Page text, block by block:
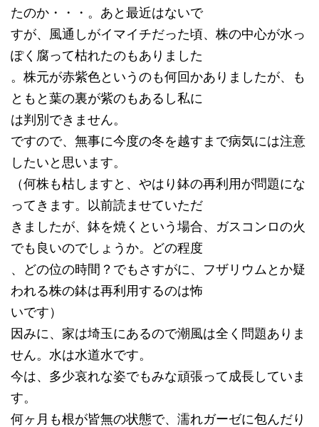
たのか・・・。あと最近はないで
すが、風通しがイマイチだった頃、株の中心が水っ
ぽく腐って枯れたのもありました
。株元が赤紫色というのも何回かありましたが、も
ともと葉の裏が紫のもあるし私に
は判別できません。
ですので、無事に今度の冬を越すまで病気には注意
したいと思います。
（何株も枯しますと、やはり鉢の再利用が問題にな
ってきます。以前読ませていただ
きましたが、鉢を焼くという場合、ガスコンロの火
でも良いのでしょうか。どの程度
、どの位の時間？でもさすがに、フザリウムとか疑
われる株の鉢は再利用するのは怖
いです）
因みに、家は埼玉にあるので潮風は全く問題ありま
せん。水は水道水です。
今は、多少哀れな姿でもみな頑張って成長していま
す。
何ヶ月も根が皆無の状態で、濡れガーゼに包んだり